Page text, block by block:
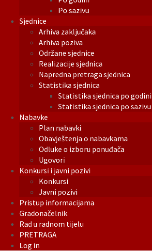
Po sazivu
Sjednice
Arhiva zaključaka
Arhiva poziva
Održane sjednice
Realizacije sjednica
Napredna pretraga sjednica
Statistika sjednica
Statistika sjednica po godini
Statistika sjednica po sazivu
Nabavke
Plan nabavki
Obavještenja o nabavkama
Odluke o izboru ponuđača
Ugovori
Konkursi i javni pozivi
Konkursi
Javni pozivi
Pristup informacijama
Gradonačelnik
Rad u radnom tijelu
PRETRAGA
Log in